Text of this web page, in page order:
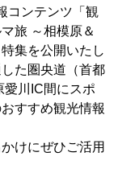
コンテンツ「観
旅 ～相模原＆
集を公開いたし
た圏央道（首都
愛川IC間にスポ
すすめ観光情報
けにぜひご活用